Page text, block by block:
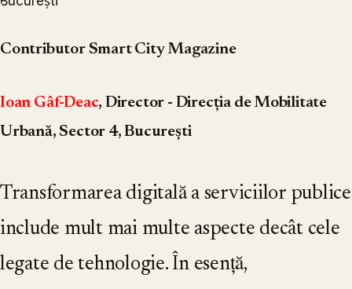
Contributor Smart City Magazine
Ioan Gâf-Deac, Director - Direcția de Mobilitate
Urbană, Sector 4, București
Transformarea digitală a serviciilor publice
include mult mai multe aspecte decât cele
legate de tehnologie. În esență,